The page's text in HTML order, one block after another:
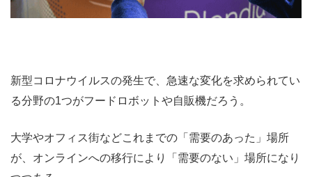
新型コロナウイルスの発生で、急速な変化を求められてい
る分野の1つがフードロボットや自販機だろう。
大学やオフィス街などこれまでの「需要のあった」場所
が、オンラインへの移行により「需要のない」場所になり